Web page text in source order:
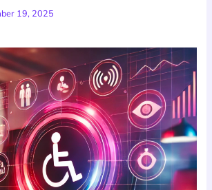
19, 2025